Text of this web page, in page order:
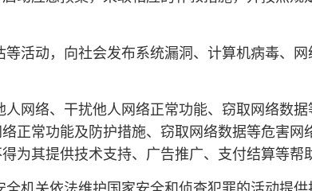
活动，向社会发布系统漏洞、计算机病毒、
网络、干扰他人网络正常功能、窃取网络数据
正常功能及防护措施、窃取网络数据等危害网
为其提供技术支持、广告推广、支付结算等帮